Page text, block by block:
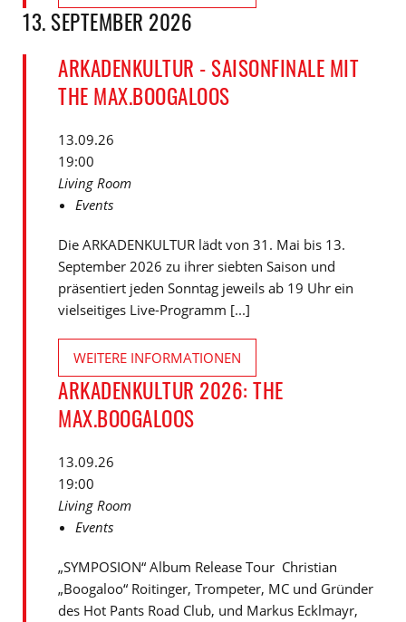
13. SEPTEMBER 2026
ARKADENKULTUR - SAISONFINALE MIT
THE MAX.BOOGALOOS
13.09.26
19:00
Living Room
Events
Die ARKADENKULTUR lädt von 31. Mai bis 13.
September 2026 zu ihrer siebten Saison und
präsentiert jeden Sonntag jeweils ab 19 Uhr ein
vielseitiges Live-Programm [...]
WEITERE INFORMATIONEN
ARKADENKULTUR 2026: THE
MAX.BOOGALOOS
13.09.26
19:00
Living Room
Events
„SYMPOSION“ Album Release Tour Christian
„Boogaloo“ Roitinger, Trompeter, MC und Gründer
des Hot Pants Road Club, und Markus Ecklmayr,